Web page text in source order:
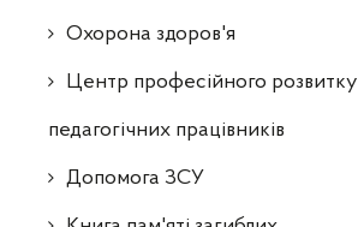
Охорона здоров'я
Центр професійного розвитку
педагогічних працівників
Допомога ЗСУ